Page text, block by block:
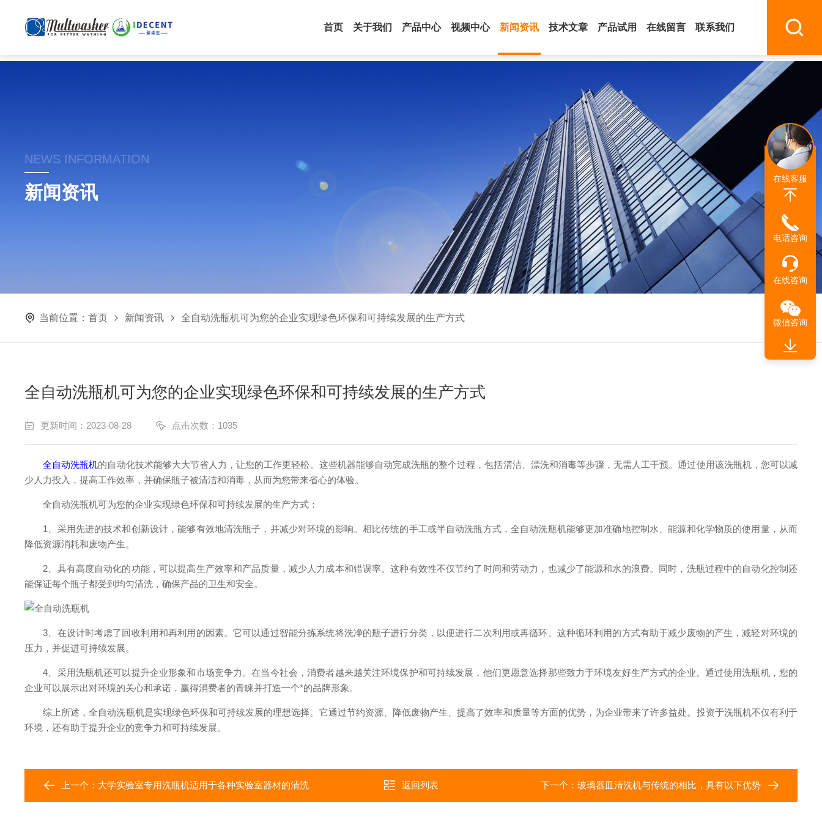
首页 关于我们 产品中心 视频中心 新闻资讯 技术文章 产品试用 在线留言 联系我们
NEWS INFORMATION
新闻资讯
当前位置： 首页 新闻资讯 全自动洗瓶机可为您的企业实现绿色环保和可持续发展的生产方式
全自动洗瓶机可为您的企业实现绿色环保和可持续发展的生产方式
更新时间：2023-08-28 点击次数：1035
全自动洗瓶机的自动化技术能够大大节省人力，让您的工作更轻松。这些机器能够自动完成洗瓶的整个过程，包括清洁、漂洗和消毒等步骤，无需人工干预。通过使用该洗瓶机，您可以减
少人力投入，提高工作效率，并确保瓶子被清洁和消毒，从而为您带来省心的体验。
全自动洗瓶机可为您的企业实现绿色环保和可持续发展的生产方式：
1、采用先进的技术和创新设计，能够有效地清洗瓶子，并减少对环境的影响。相比传统的手工或半自动洗瓶方式，全自动洗瓶机能够更加准确地控制水、能源和化学物质的使用量，从而
降低资源消耗和废物产生。
2、具有高度自动化的功能，可以提高生产效率和产品质量，减少人力成本和错误率。这种有效性不仅节约了时间和劳动力，也减少了能源和水的浪费。同时，洗瓶过程中的自动化控制还
能保证每个瓶子都受到均匀清洗，确保产品的卫生和安全。
3、在设计时考虑了回收利用和再利用的因素。它可以通过智能分拣系统将洗净的瓶子进行分类，以便进行二次利用或再循环。这种循环利用的方式有助于减少废物的产生，减轻对环境的
压力，并促进可持续发展。
4、采用洗瓶机还可以提升企业形象和市场竞争力。在当今社会，消费者越来越关注环境保护和可持续发展，他们更愿意选择那些致力于环境友好生产方式的企业。通过使用洗瓶机，您的
企业可以展示出对环境的关心和承诺，赢得消费者的青睐并打造一个*的品牌形象。
综上所述，全自动洗瓶机是实现绿色环保和可持续发展的理想选择。它通过节约资源、降低废物产生、提高了效率和质量等方面的优势，为企业带来了许多益处。投资于洗瓶机不仅有利于
环境，还有助于提升企业的竞争力和可持续发展。
上一个： 大学实验室专用洗瓶机适用于各种实验室器材的清洗 返回列表 下一个： 玻璃器皿清洗机与传统的相比，具有以下优势
在线客服
电话咨询
在线咨询
微信咨询